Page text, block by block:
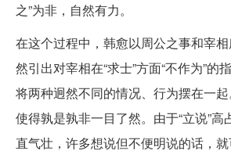
之”为非，自然有力。
在这个过程中，韩愈以周公之事和宰
然引出对宰相在“求士”方面“不作为”的
将两种迥然不同的情况、行为摆在一起
使得孰是孰非一目了然。由于“立说”高
直气壮，许多想说但不便明说的话，